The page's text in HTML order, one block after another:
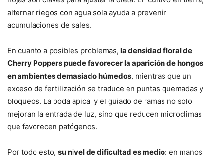
alternar riegos con agua sola ayuda a prevenir
acumulaciones de sales.
En cuanto a posibles problemas, la densidad floral de
Cherry Poppers puede favorecer la aparición de hongos
en ambientes demasiado húmedos, mientras que un
exceso de fertilización se traduce en puntas quemadas y
bloqueos. La poda apical y el guiado de ramas no solo
mejoran la entrada de luz, sino que reducen microclimas
que favorecen patógenos.
Por todo esto, su nivel de dificultad es medio: en manos